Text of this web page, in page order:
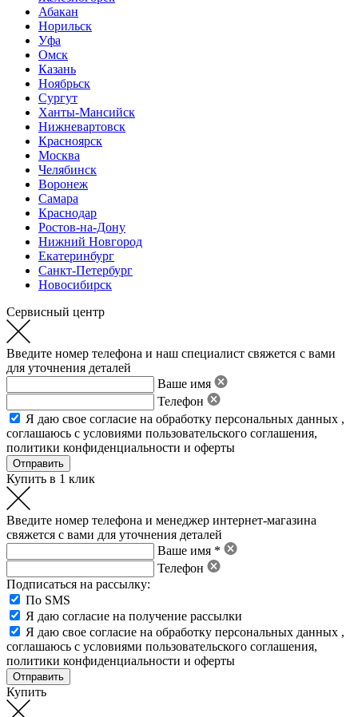
Абакан
Норильск
Уфа
Омск
Казань
Ноябрьск
Сургут
Ханты-Мансийск
Нижневартовск
Красноярск
Москва
Челябинск
Воронеж
Самара
Краснодар
Ростов-на-Дону
Нижний Новгород
Екатеринбург
Санкт-Петербург
Новосибирск
Сервисный центр
Введите номер телефона и наш специалист свяжется с вами
для уточнения деталей
Ваше имя
Телефон
Я даю свое согласие на обработку персональных данных ,
соглашаюсь с условиями пользовательского соглашения,
политики конфиденциальности и оферты
Купить в 1 клик
Введите номер телефона и менеджер интернет-магазина
свяжется с вами для уточнения деталей
Ваше имя *
Телефон
Подписаться на рассылку:
По SMS
Я даю согласие на получение рассылки
Я даю свое согласие на обработку персональных данных ,
соглашаюсь с условиями пользовательского соглашения,
политики конфиденциальности и оферты
Купить